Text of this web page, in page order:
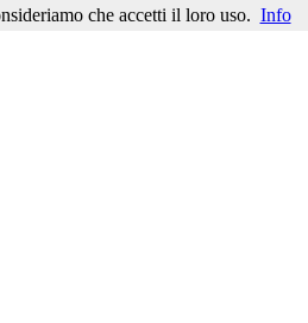
che accetti il loro uso. Info